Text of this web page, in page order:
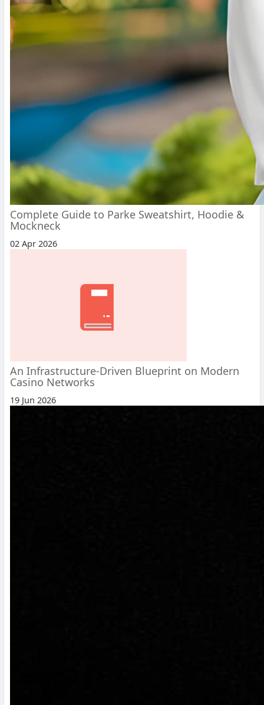
Complete Guide to Parke Sweatshirt, Hoodie &
Mockneck
02 Apr 2026
An Infrastructure-Driven Blueprint on Modern
Casino Networks
19 Jun 2026